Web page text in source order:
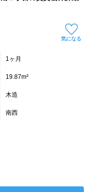
気になる
1ヶ月
19.87m²
木造
南西